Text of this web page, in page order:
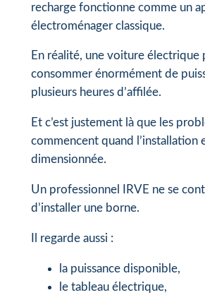
recharge fonctionne comme un
électroménager classique.
En réalité, une voiture électrique
consommer énormément de
plusieurs heures d’affilée.
Et c’est justement là que les
commencent quand l’installation
dimensionnée.
Un professionnel IRVE ne se
d’installer une borne.
Il regarde aussi :
la puissance disponible,
le tableau électrique,